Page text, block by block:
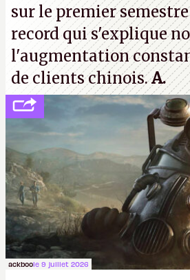
sur le premier
record qui s'explique
l'augmentation
de clients chinois.A.
ackboole 9 juillet 2026